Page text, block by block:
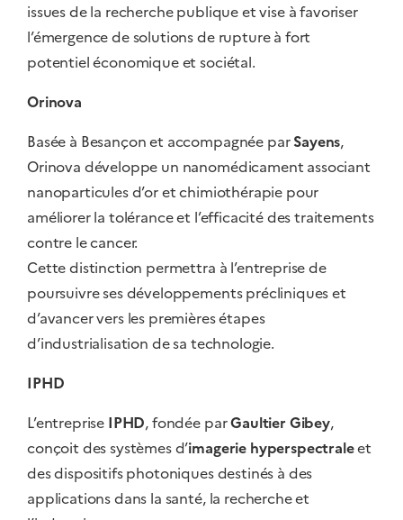
issues de la recherche publique et vise à favoriser
l’émergence de solutions de rupture à fort
potentiel économique et sociétal.
Orinova
Basée à Besançon et accompagnée parSayens,
Orinova développe un nanomédicament associant
nanoparticules d’or et chimiothérapie pour
améliorer la tolérance et l’efficacité des traitements
contre le cancer.
Cette distinction permettra à l’entreprise de
poursuivre ses développements précliniques et
d’avancer vers les premières étapes
d’industrialisation de sa technologie.
IPHD
L’entreprise IPHD, fondée parGaultier Gibey,
conçoit des systèmes d’imagerie hyperspectraleet
des dispositifs photoniques destinés à des
applications dans la santé, la recherche et